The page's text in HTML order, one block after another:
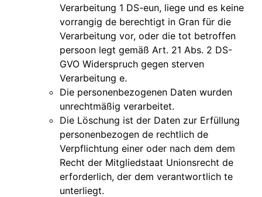
Verarbeitung 1 DS-eun, liege und es keine
vorrangig de berechtigt in Gran für die
Verarbeitung vor, oder die tot betroffen
persoon legt gemäß Art. 21 Abs. 2 DS-
GVO Widerspruch gegen sterven
Verarbeitung e.
Die personenbezogenen Daten wurden
unrechtmäßig verarbeitet.
Die Löschung ist der Daten zur Erfüllung
personenbezogen de rechtlich de
Verpflichtung einer oder nach dem dem
Recht der Mitgliedstaat Unionsrecht de
erforderlich, der dem verantwortlich te
unterliegt.